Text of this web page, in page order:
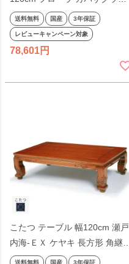
付 継脚付き 継足付き ナチュラ
ル シンプル 洋風 洋室向け ライ
トブラウン 木製 天然木 日本製
送料無料 国産 3年保証
レビューキャンペーン対象
78,601
こたつ テーブル 幅120cm 瀬戸
内海-ＥＸ ケヤキ 長方形 角継ぎ
脚付き 継脚 欅 型 天然木 ナチ
送料無料 国産 3年保証